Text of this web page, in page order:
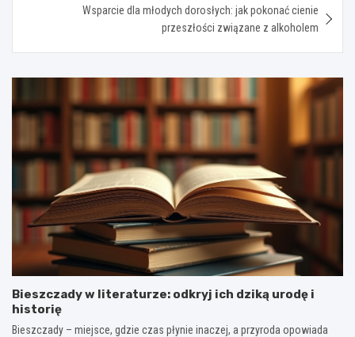
Wsparcie dla młodych dorosłych: jak pokonać cienie
przeszłości związane z alkoholem
Bieszczady w literaturze: odkryj ich dziką urodę i
historię
Bieszczady – miejsce, gdzie czas płynie inaczej, a przyroda opowiada